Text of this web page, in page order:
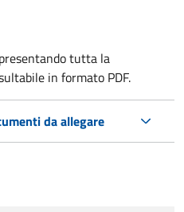
tutta la
in formato PDF.
da allegare